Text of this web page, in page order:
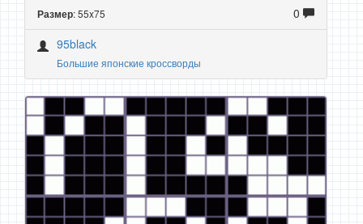
Размер: 55x75
0
95black
Большие японские кроссворды